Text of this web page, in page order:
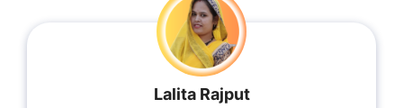
Lalita Rajput